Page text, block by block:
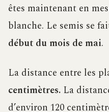
êtes maintenant en
blanche. Le semis se
début du mois de mai.
La distance entre les
centimètres. La
d’environ 120